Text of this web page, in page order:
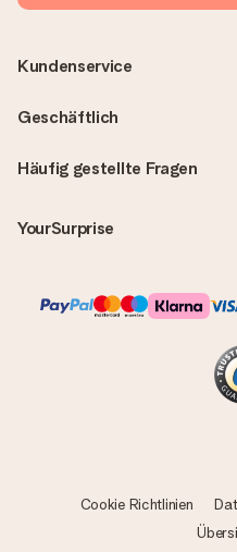
Häufig gestellte Fragen
YourSurprise
Kundenservice
Geschäftlich
Cookie Richtlinien